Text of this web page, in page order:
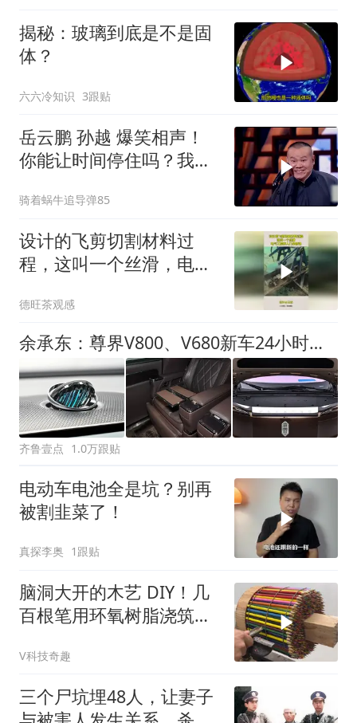
揭秘：玻璃到底是不是固
体？
六六冷知识 3跟贴
岳云鹏 孙越 爆笑相声！
你能让时间停住吗？我
骑着蜗牛追导弹85
设计的飞剪切割材料过
程，这叫一个丝滑，电气
德旺茶观感
余承东：尊界V800、V680新车24小时大定突破3500台
齐鲁壹点 1.0万跟贴
电动车电池全是坑？别再
被割韭菜了！
真探李奥 1跟贴
脑洞大开的木艺 DIY！几
百根笔用环氧树脂浇筑加
V科技奇趣
三个尸坑埋48人，让妻子